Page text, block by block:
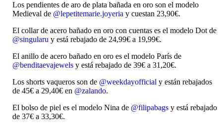
Los pendientes de aro de plata bañada en oro son el modelo
Medieval de @lepetitemarie.joyeria y cuestan 23,90€.
El collar de acero bañado en oro con cuentas es el modelo Dot de
@singularu y está rebajado de 24,99€ a 19,99€.
El anillo de acero bañado en oro es el modelo París de
@benditaevajewels y está rebajado de 39€ a 31,20€.
Los shorts vaqueros son de @weekdayofficial y están rebajados
de 45€ a 29,40€ en @zalando.
El bolso de piel es el modelo Nina de @filipabags y está rebajado
de 37€ a 33,30€.